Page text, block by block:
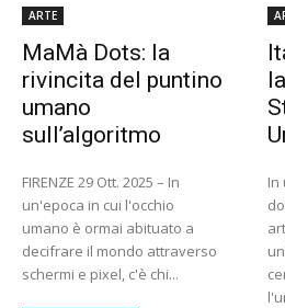
ARTE
MaMà Dots: la
rivincita del puntino
umano
sull’algoritmo
FIRENZE 29 Ott. 2025 – In
un'epoca in cui l'occhio
umano è ormai abituato a
decifrare il mondo attraverso
schermi e pixel, c'è chi...
In